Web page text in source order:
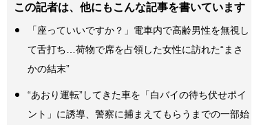
この記者は、他にもこんな記事を書いています
「座っていいですか？」電車内で高齢男性を無視し
て舌打ち…荷物で席を占領した女性に訪れた“まさ
かの結末”
“あおり運転”してきた車を「白バイの待ち伏せポイ
ント」に誘導、警察に捕まえてもらうまでの一部始